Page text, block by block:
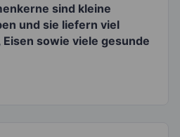
sind kleine
und sie liefern viel
Eisen sowie viele gesunde